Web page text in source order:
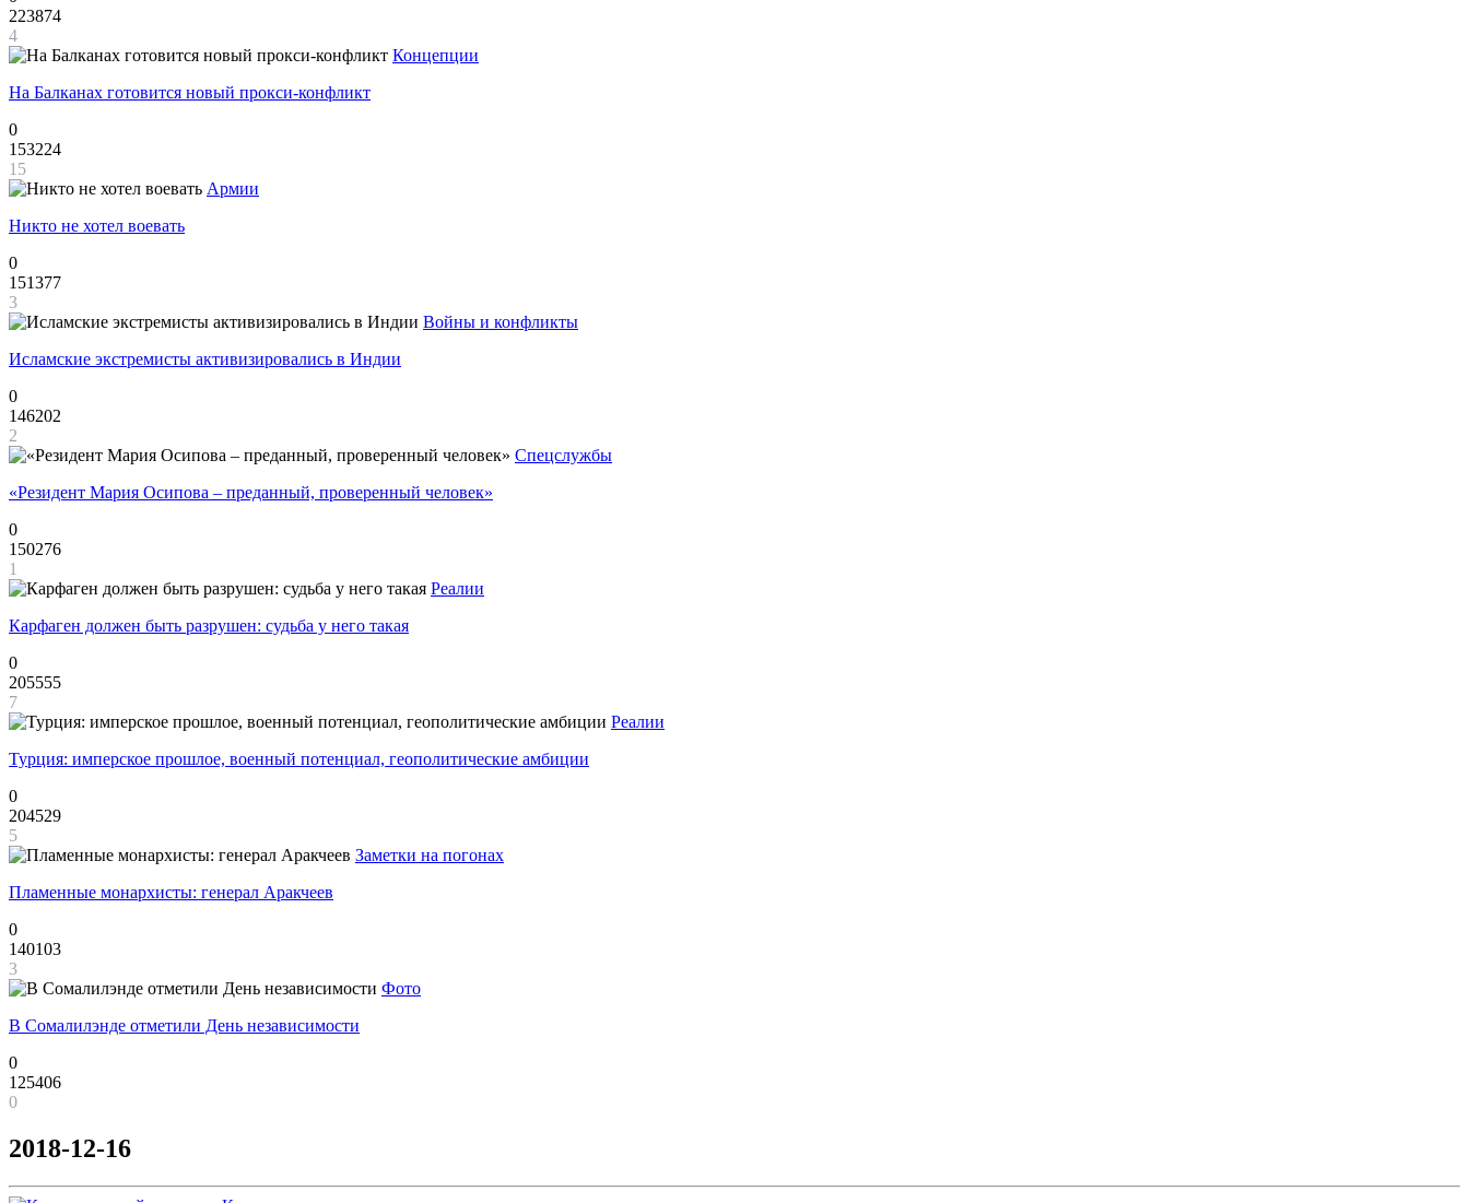
223874
4
Концепции
На Балканах готовится новый прокси-конфликт
0
153224
15
Армии
Никто не хотел воевать
0
151377
3
Войны и конфликты
Исламские экстремисты активизировались в Индии
0
146202
2
Спецслужбы
«Резидент Мария Осипова – преданный, проверенный человек»
0
150276
1
Реалии
Карфаген должен быть разрушен: судьба у него такая
0
205555
7
Реалии
Турция: имперское прошлое, военный потенциал, геополитические амбиции
0
204529
5
Заметки на погонах
Пламенные монархисты: генерал Аракчеев
0
140103
3
Фото
В Сомалилэнде отметили День независимости
0
125406
0
2018-12-16